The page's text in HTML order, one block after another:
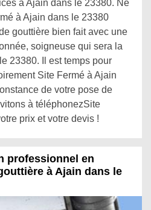
à Ajain dans le 23380. Ne
à Ajain dans le 23380
gouttière bien fait avec une
soigneuse qui sera la
23380. Il est temps pour
Site Fermé à Ajain
de votre pose de
à téléphonezSite
prix et votre devis !
professionnel en
à Ajain dans le